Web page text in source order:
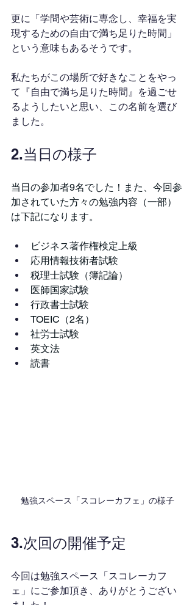
更に「学問や芸術に専念し、幸福を実
現するための自由で満ち足りた時間」
という意味もあるそうです。
私たちがこの場所で好きなことをやっ
て『自由で満ち足りた時間』を過ごせ
るようしたいと思い、この名前を選び
ました。
2.当日の様子
当日の参加者9名でした！また、今回参
加されていた方々の勉強内容（一部）
は下記になります。
ビジネス著作権検定上級
応用情報技術者試験
税理士試験（簿記論）
医師国家試験
行政書士試験
TOEIC（2名）
社労士試験
英文法
読書
勉強スペース「スコレーカフェ」の様子
3.次回の開催予定
今回は勉強スペース「スコレーカフ
ェ」にご参加頂き、ありがとうござい